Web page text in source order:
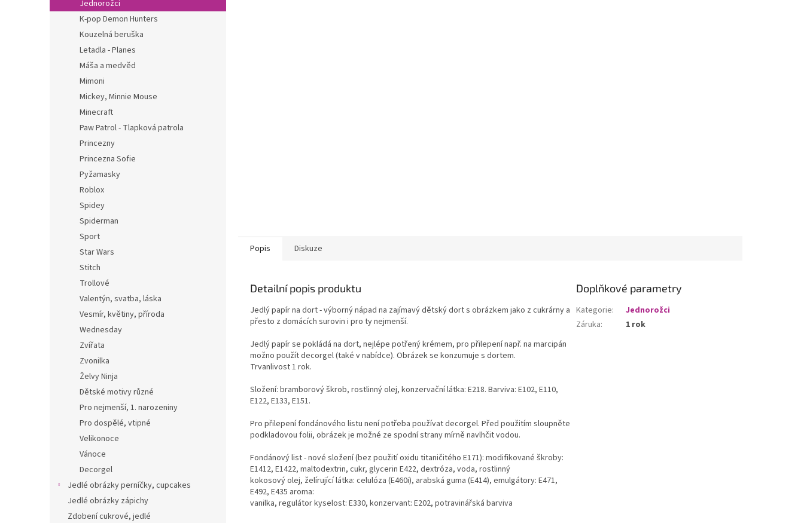
Jednorožci
K-pop Demon Hunters
Kouzelná beruška
Letadla - Planes
Máša a medvěd
Mimoni
Mickey, Minnie Mouse
Minecraft
Paw Patrol - Tlapková patrola
Princezny
Princezna Sofie
Pyžamasky
Roblox
Spidey
Spiderman
Sport
Star Wars
Stitch
Trollové
Valentýn, svatba, láska
Vesmír, květiny, příroda
Wednesday
Zvířata
Zvonilka
Želvy Ninja
Dětské motivy různé
Pro nejmenší, 1. narozeniny
Pro dospělé, vtipné
Velikonoce
Vánoce
Decorgel
Jedlé obrázky perníčky, cupcakes
Jedlé obrázky zápichy
Zdobení cukrové, jedlé
Popis Diskuze
Detailní popis produktu
Jedlý papír na dort - výborný nápad na zajímavý dětský dort s obrázkem jako z cukrárny a
přesto z domácích surovin i pro ty nejmenší.
Jedlý papír se pokládá na dort, nejlépe potřený krémem, pro přilepení např. na marcipán
možno použít decorgel (také v nabídce). Obrázek se konzumuje s dortem.
Trvanlivost 1 rok.
Složení: bramborový škrob, rostlinný olej, konzervační látka: E218. Barviva: E102, E110,
E122, E133, E151.
Pro přilepení fondánového listu není potřeba používat decorgel. Před použitím sloupněte
podkladovou folii, obrázek je možné ze spodní strany mírně navlhčit vodou.
Fondánový list - nové složení (bez použití oxidu titaničitého E171): modifikované škroby:
E1412, E1422, maltodextrin, cukr, glycerin E422, dextróza, voda, rostlinný
kokosový olej, želírující látka: celulóza (E460i), arabská guma (E414), emulgátory: E471,
E492, E435 aroma:
vanilka, regulátor kyselost: E330, konzervant: E202, potravinářská barviva
Doplňkové parametry
Kategorie:
Jednorožci
Záruka: 1 rok